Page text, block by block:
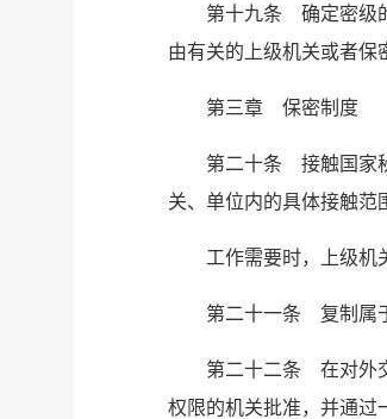
第十九条 确定密级
由有关的上级机关或者保
第三章 保密制度
第二十条 接触国家
关、单位内的具体接触范
工作需要时，上级机
第二十一条 复制属
第二十二条 在对外
权限的机关批准，并通过